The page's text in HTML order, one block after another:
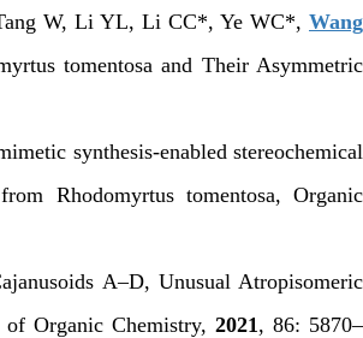
W, Li YL, Li CC*, Ye WC*,Wang
tomentosa and Their Asymmetric
synthesis-enabled stereochemical
Rhodomyrtus tomentosa,Organic
A–D, Unusual Atropisomeric
of Organic Chemistry,2021 ,86: 5870–